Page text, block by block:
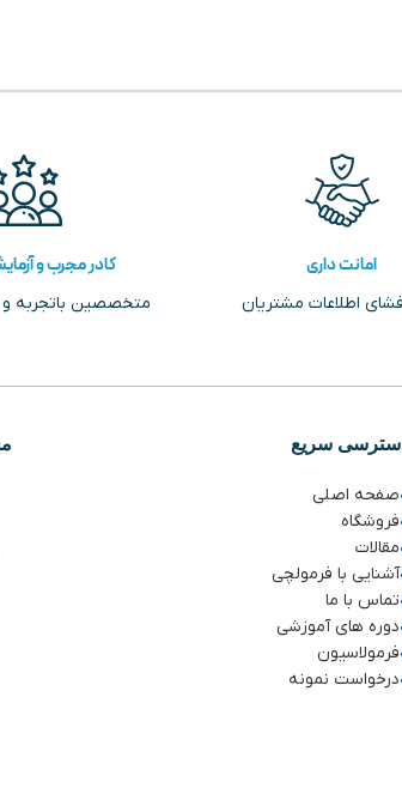
امانت داری
اطلاعات مشتریان
کادر مجرب و
متخصصین باتجربه
سریع
صفحه اصلی
فروشگاه
مقالات
آشنایی با فرمولچی
تماس با ما
دوره های آموزشی
فرمولاسیون
درخواست نمونه